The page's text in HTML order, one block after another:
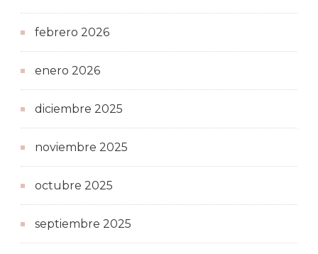
febrero 2026
enero 2026
diciembre 2025
noviembre 2025
octubre 2025
septiembre 2025